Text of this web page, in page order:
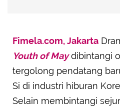
Fimela.com, Jakarta
Youth of Maydibintangi
tergolong pendatang
Si di industri hiburan
Selain membintangi